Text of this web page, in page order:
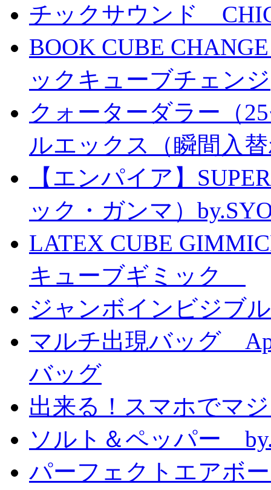
チックサウンド
BOOK CUBE
ックキューブチェンジ
クォーターダラー（
ルエックス（瞬間入
【エンパイア】
ック・ガンマ）
LATEX CUBE
キューブギミック
ジャンボインビジブ
マルチ出現バッグ
バッグ
出来る！スマホでマ
ソルト＆ペッパー
パーフェクトエアボ